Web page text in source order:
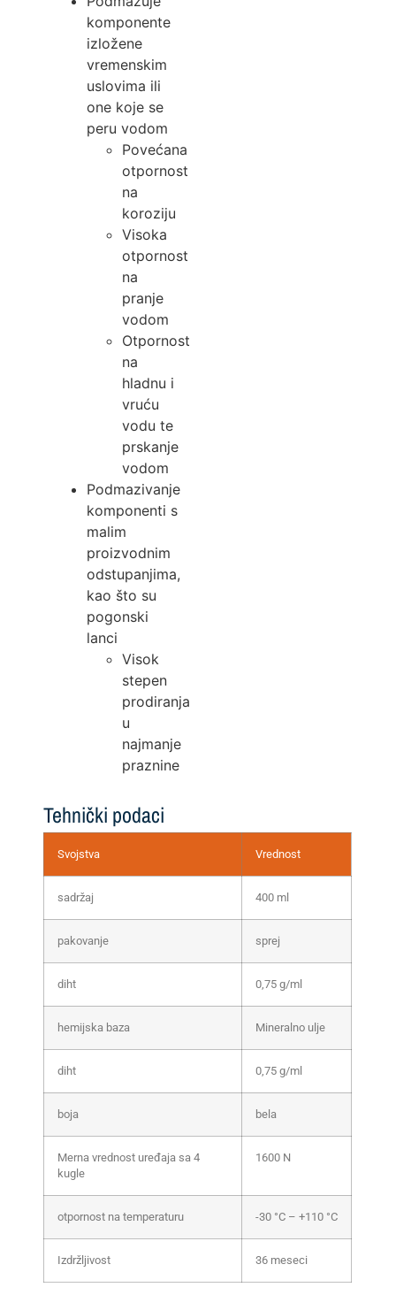
komponente
izložene
vremenskim
uslovima ili
one koje se
peru vodom
Povećana
otpornost
na
koroziju
Visoka
otpornost
na
pranje
vodom
Otpornost
na
hladnu i
vruću
vodu te
prskanje
vodom
Podmazivanje
komponenti s
malim
proizvodnim
odstupanjima,
kao što su
pogonski
lanci
Visok
stepen
prodiranja
u
najmanje
praznine
Tehnički podaci
Svojstva Vrednost
sadržaj 400 ml
pakovanje sprej
diht 0,75 g/ml
hemijska baza Mineralno ulje
diht 0,75 g/ml
boja bela
Merna vrednost uređaja sa 4
kugle
1600 N
otpornost na temperaturu -30 °C – +110 °C
Izdržljivost 36 meseci